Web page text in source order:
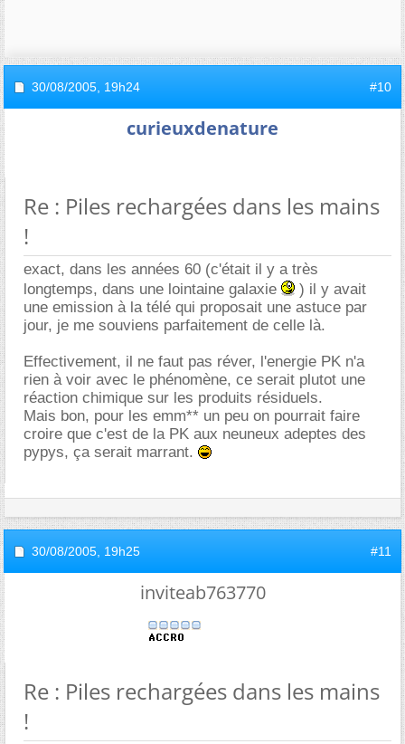
30/08/2005, 19h24 #10
curieuxdenature
Re : Piles rechargées dans les mains
!
exact, dans les années 60 (c'était il y a très
longtemps, dans une lointaine galaxie
) il y avait
une emission à la télé qui proposait une astuce par
jour, je me souviens parfaitement de celle là.
Effectivement, il ne faut pas réver, l'energie PK n'a
rien à voir avec le phénomène, ce serait plutot une
réaction chimique sur les produits résiduels.
Mais bon, pour les emm** un peu on pourrait faire
croire que c'est de la PK aux neuneux adeptes des
pypys, ça serait marrant.
30/08/2005, 19h25 #11
inviteab763770
Re : Piles rechargées dans les mains
!